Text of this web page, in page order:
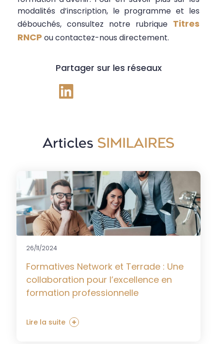
modalités d’inscription, le programme et les
débouchés, consultez notre rubrique Titres
RNCP ou contactez-nous directement.
Partager sur les réseaux
Articles SIMILAIRES
Formatives Network et Terrade : Une
collaboration pour l’excellence en
formation professionnelle
26/11/2024
Lire la suite